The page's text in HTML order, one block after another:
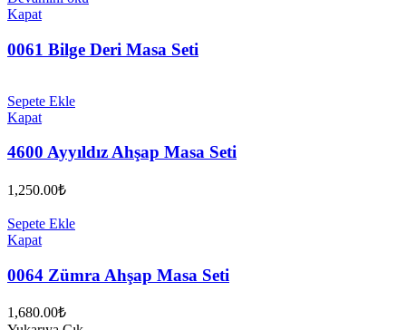
Kapat
0061 Bilge Deri Masa Seti
Sepete Ekle
Kapat
4600 Ayyıldız Ahşap Masa Seti
1,250.00₺
Sepete Ekle
Kapat
0064 Zümra Ahşap Masa Seti
1,680.00₺